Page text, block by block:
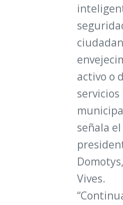
activo o
servicios
señala
Vives.